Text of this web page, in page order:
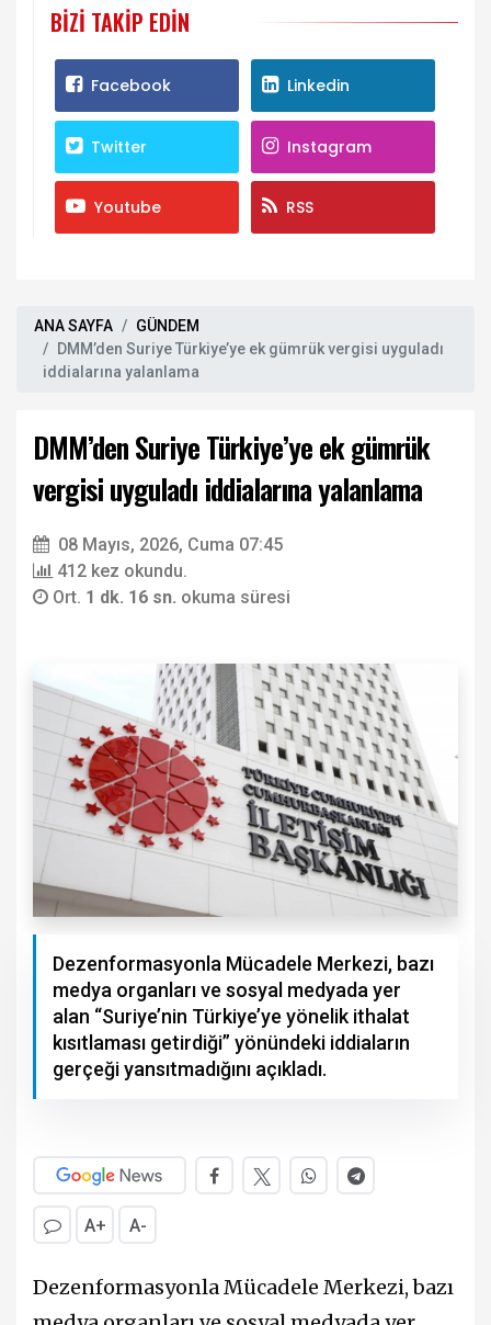
BIZI TAKIP EDIN
Facebook Linkedin
Twitter Instagram
Youtube RSS
ANA SAYFA
GÜNDEM
DMM’den Suriye Türkiye’ye ek gümrük vergisi uyguladı
iddialarına yalanlama
DMM’den Suriye Türkiye’ye ek gümrük
vergisi uyguladı iddialarına yalanlama
08 Mayıs, 2026, Cuma 07:45
412 kez okundu.
Ort. 1 dk. 16 sn. okuma süresi
Dezenformasyonla Mücadele Merkezi, bazı
medya organları ve sosyal medyada yer
alan “Suriye’nin Türkiye’ye yönelik ithalat
kısıtlaması getirdiği” yönündeki iddiaların
gerçeği yansıtmadığını açıkladı.
A+ A-
Dezenformasyonla Mücadele Merkezi, bazı